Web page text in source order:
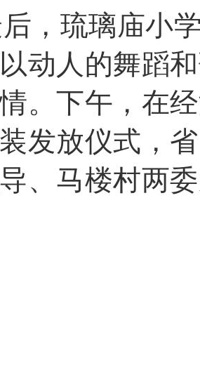
，琉璃庙小
动人的舞蹈
。下午，在
发放仪式，
、马楼村两